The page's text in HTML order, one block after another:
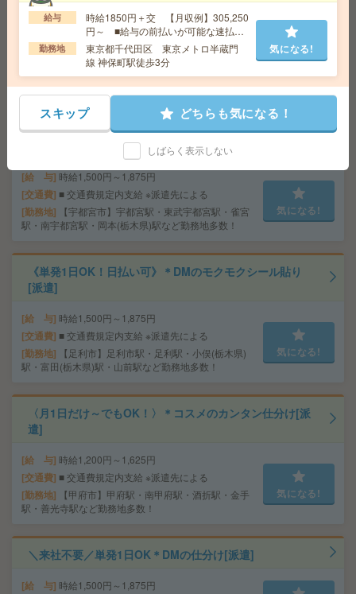
給 与
士：時給1800円～2250円 / 初任者以上：時給1600円
交通費 全額支給
【土浦市】土浦・荒川沖・神立など勤務地多
気になる!
《単発1日OK！日払い可》＊お菓子のモクモクシール貼
給 与 時給1,500円～1,875円
交通費 ■ 交通費規定内支給 ※派遣先による
勤務地
【宇都宮市】宇都宮駅・東武宇都宮駅・雀宮
駅・南宇都宮駅・岡本(栃木県)駅など勤務地多数！
気になる!
《単発1日OK！日払い可》＊DMのモクモクシール貼り
[派遣]
給 与 時給1,500円～1,875円
交通費 ■ 交通費規定内支給 ※派遣先による
勤務地
【足利市】足利市駅・足利駅・小俣(栃木県)
駅・富田(栃木県)駅・山前駅など勤務地多数！
気になる!
〈月1日だけ～でもOK！〉＊コスメのカンタン仕分け[派
遣]
給 与 時給1,200円～1,625円
交通費 ■ 交通費規定内支給 ※派遣先による
勤務地
【甲府市】甲府駅・南甲府駅・酒折駅・金手
駅・善光寺駅など勤務地多数！
気になる!
＼来社不要／単発1日OK＊DMの仕分け[派遣]
給 与 時給1,500円～1,875円
給与
時給1850円＋交 【月収例】305,250
円～ ■給与の前払いが可能な速払い
サービスあり
勤務地
東京都千代田区 東京メトロ半蔵門
線 神保町駅徒歩3分
気になる!
スキップ どちらも気になる！
しばらく表示しない